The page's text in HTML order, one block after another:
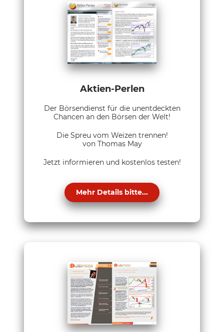
Aktien-Perlen
Der Börsendienst für die unentdeckten
Chancen an den Börsen der Welt!
Die Spreu vom Weizen trennen!
von Thomas May
Jetzt informieren und kostenlos testen!
Mehr Details bitte...